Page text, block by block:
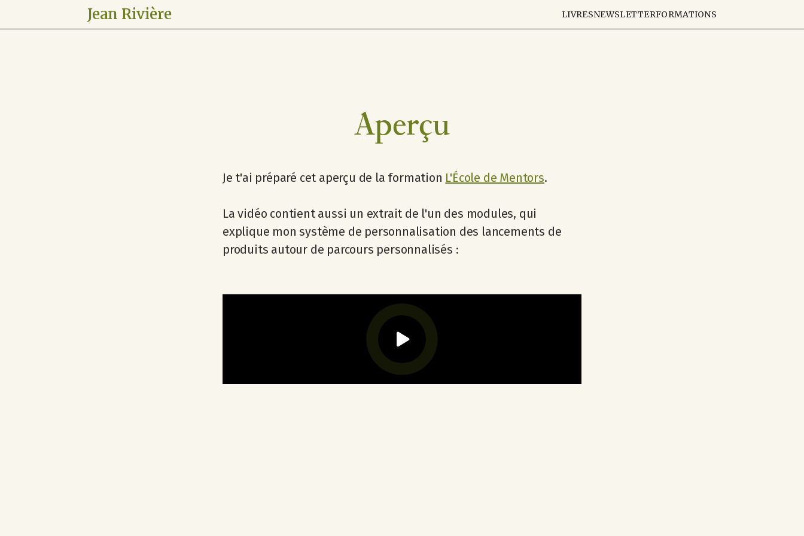
Jean Rivière LIVRESNEWSLETTERFORMATIONS
Aperçu
Je t'ai préparé cet aperçu de la formation L'École de Mentors.
La vidéo contient aussi un extrait de l'un des modules, qui
explique mon système de personnalisation des lancements de
produits autour de parcours personnalisés :